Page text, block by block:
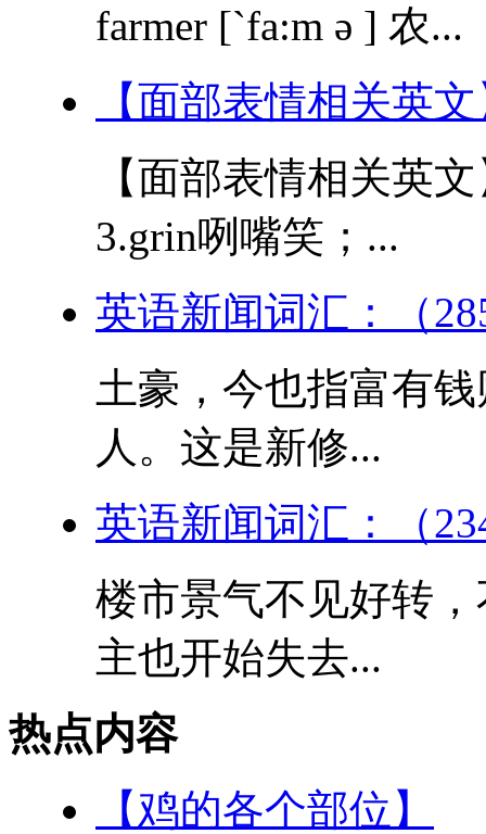
farmer [`fa:m ə ] 农...
【面部表情相关英
【面部表情相关英
3.grin咧嘴笑；...
英语新闻词汇：（
土豪，今也指富有
人。这是新修...
英语新闻词汇：（
楼市景气不见好转
主也开始失去...
热点内容
【鸡的各个部位】